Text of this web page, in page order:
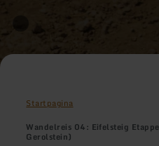
Startpagina
Wandelreis 04: Eifelsteig
Gerolstein)